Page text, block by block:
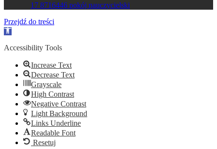
17 8716446 pokój nauczycielski
Przejdź do treści
Otwórz
narzędzi
Accessibility Tools
Increase Text
Decrease Text
Grayscale
High Contrast
Negative Contrast
Light Background
Links Underline
Readable Font
Resetuj